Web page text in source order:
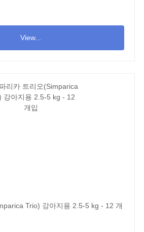
View...
Trio) 강아지용 2.5-5 kg - 12 개